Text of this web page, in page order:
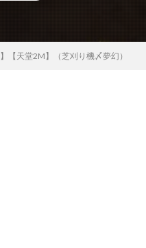
【天堂2M】（芝刈り機〆夢幻）